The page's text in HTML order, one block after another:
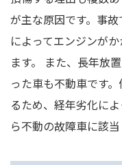
が主な原因です。事
によってエンジンが
ます。 また、長年放
った車も不動車です
るため、経年劣化に
ら不動の故障車に該当